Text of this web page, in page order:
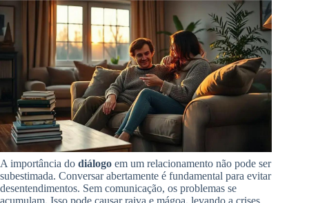
A importância do diálogo em um relacionamento não pode ser
subestimada. Conversar abertamente é fundamental para evitar
desentendimentos. Sem comunicação, os problemas se